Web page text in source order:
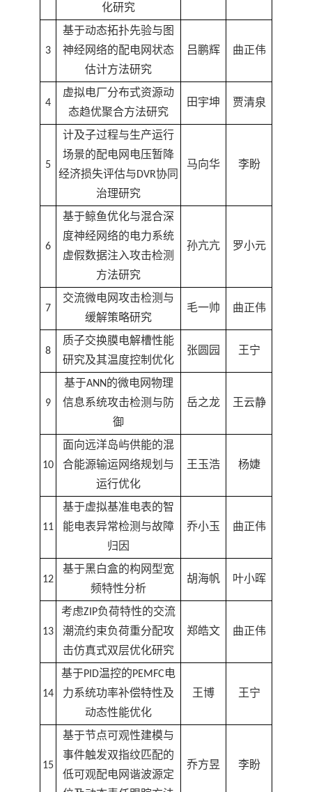
化研究
3
基于动态拓扑先验与图
神经网络的配电网状态
估计方法研究
吕鹏辉 曲正伟
4
虚拟电厂分布式资源动
态趋优聚合方法研究
田宇坤 贾清泉
5
计及子过程与生产运行
场景的配电网电压暂降
经济损失评估与DVR协同
治理研究
马向华 李盼
6
基于鲸鱼优化与混合深
度神经网络的电力系统
虚假数据注入攻击检测
方法研究
孙亢亢 罗小元
7
交流微电网攻击检测与
缓解策略研究
毛一帅 曲正伟
8
质子交换膜电解槽性能
研究及其温度控制优化
张圆园 王宁
9
基于ANN的微电网物理
信息系统攻击检测与防
御
岳之龙 王云静
10
面向远洋岛屿供能的混
合能源输运网络规划与
运行优化
王玉浩 杨婕
11
基于虚拟基准电表的智
能电表异常检测与故障
归因
乔小玉 曲正伟
12
基于黑白盒的构网型宽
频特性分析
胡海帆 叶小晖
13
考虑ZIP负荷特性的交流
潮流约束负荷重分配攻
击仿真式双层优化研究
郑皓文 曲正伟
14
基于PID温控的PEMFC电
力系统功率补偿特性及
动态性能优化
王博 王宁
15
基于节点可观性建模与
事件触发双指纹匹配的
低可观配电网谐波源定
乔方昱 李盼